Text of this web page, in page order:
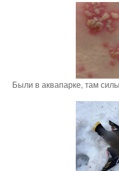
Были в аквапарке, там